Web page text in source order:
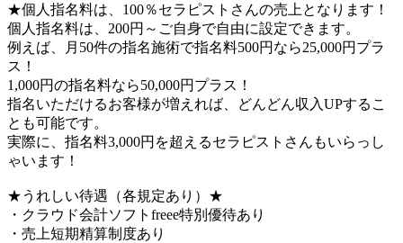
★個人指名料は、100％セラピストさんの売上となります！
個人指名料は、200円～ご自身で自由に設定できます。
例えば、月50件の指名施術で指名料500円なら25,000円プラ
ス！
1,000円の指名料なら50,000円プラス！
指名いただけるお客様が増えれば、どんどん収入UPするこ
とも可能です。
実際に、指名料3,000円を超えるセラピストさんもいらっし
ゃいます！
★うれしい待遇（各規定あり）★
・クラウド会計ソフトfreee特別優待あり
・売上短期精算制度あり